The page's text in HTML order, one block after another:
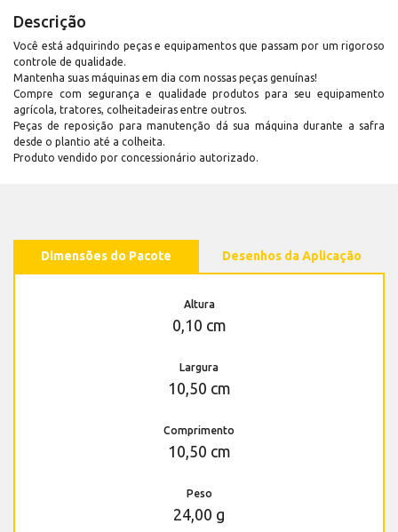
Descrição
Você está adquirindo peças e equipamentos que passam por um rigoroso
controle de qualidade.
Mantenha suas máquinas em dia com nossas peças genuínas!
Compre com segurança e qualidade produtos para seu equipamento
agrícola, tratores, colheitadeiras entre outros.
Peças de reposição para manutenção dá sua máquina durante a safra
desde o plantio até a colheita.
Produto vendido por concessionário autorizado.
Dimensões do Pacote Desenhos da Aplicação
Altura
0,10 cm
Largura
10,50 cm
Comprimento
10,50 cm
Peso
24,00 g